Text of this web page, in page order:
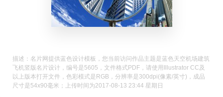
描述：名片网提供蓝色设计模板，您当前访问作品主题是蓝色天空机场建筑
飞机竖版名片设计，编号是5605，文件格式PDF，请使用Illustrator CC及
以上版本打开文件，色彩模式是RGB，分辨率是300dpi(像素/英寸)，成品
尺寸是54x90毫米；上传时间为2017-08-13 23:44 星期日